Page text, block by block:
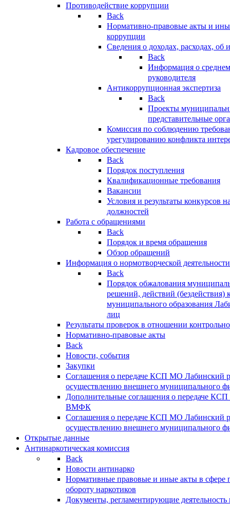
Противодействие коррупции
Back
Нормативно-правовые акты и
коррупции
Сведения о доходах, расходах, об
Back
Информация о
руководителя
Антикоррупционная экспертиза
Back
Проекты
представительные
Комиссия по соблюдению
урегулированию конфликта
Кадровое обеспечение
Back
Порядок поступления
Квалификационные требования
Вакансии
Условия и результаты конкурсов
должностей
Работа с обращениями
Back
Порядок и время обращения
Обзор обращений
Информация о нормотворческой деятельности
Back
Порядок обжалования
решений, действий (бездействия)
муниципального образования
лиц
Результаты проверок в отношении
Нормативно-правовые акты
Back
Новости, события
Закупки
Соглашения о передаче КСП МО Лабинский
осуществлению внешнего муниципального
Дополнительные соглашения о передаче
ВМФК
Соглашения о передаче КСП МО Лабинский
осуществлению внешнего муниципального
Открытые данные
Антинаркотическая комиссия
Back
Новости антинарко
Нормативные правовые и иные акты в сфере
обороту наркотиков
Документы, регламентирующие деятельность